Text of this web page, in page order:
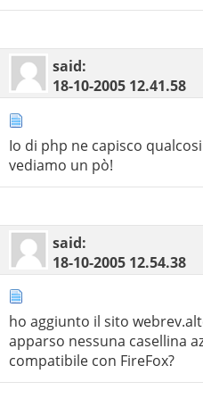
said:
18-10-2005 12.41.58
Io di php ne capisco
vediamo un pò!
said:
18-10-2005 12.54.38
ho aggiunto il sito
apparso nessuna casellina
compatibile con FireFox?